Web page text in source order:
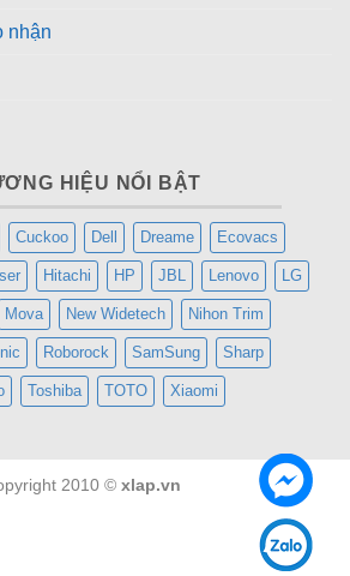
2.0 cho thiết bị đời cũ. Kết nối
3.0, USB 2.0, AV In, Optical, khe
và LAN RJ45. Kết nối không dây
6 băng tần kép và Bluetooth 5.2 –
độ cao
nhận
HIỆU NỔI BẬT
Cuckoo Dell Dreame Ecovacs
Hitachi HP JBL Lenovo LG
Mova New Widetech Nihon Trim
Roborock SamSung Sharp
Toshiba TOTO Xiaomi
2010 © xlap.vn